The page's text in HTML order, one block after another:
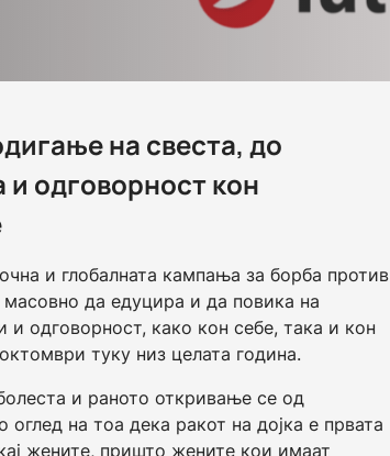
на свеста, до
и одговорност кон
и глобалната кампања за борба против
масовно да едуцира и да повика на
и одговорност, како кон себе, така и кон
туку низ целата година.
и раното откривање се од
на тоа дека ракот на дојка е првата
жените, пришто жените кои имаат